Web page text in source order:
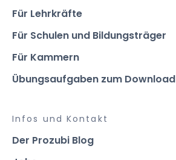
Für Lehrkräfte
Für Schulen und Bildungsträger
Für Kammern
Übungsaufgaben zum Download
Infos und Kontakt
Der Prozubi Blog